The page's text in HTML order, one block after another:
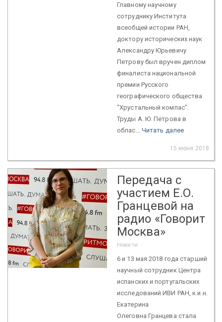
Главному научному
сотруднику Института
всеобщей истории РАН,
доктору исторических наук
Александру Юрьевичу
Петрову был вручен диплом
финалиста национальной
премии Русского
географического общества
“Хрустальный компас”.
Труды А. Ю. Петрова в
облас... Читать далее
15 июня 2018
Передача с
участием Е.О.
Гранцевой на
радио «Говорит
Москва»
Новости
6 и 13 мая 2018 года старший
научный сотрудник Центра
испанских и португальских
исследований ИВИ РАН, к.и.н.
Екатерина
Олеговна Гранцева стала